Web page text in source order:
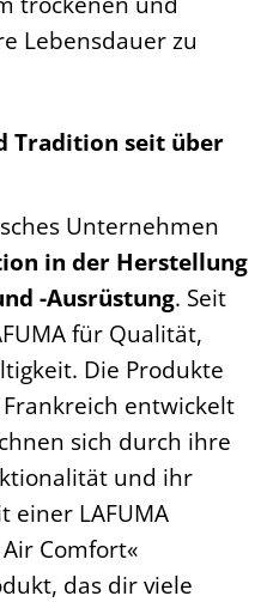
Lebensdauer zu
Tradition seit über
Unternehmen
in der Herstellung
-Ausrüstung. Seit
für Qualität,
Die Produkte
entwickelt
sich durch ihre
und ihr
einer LAFUMA
Air Comfort«
das dir viele